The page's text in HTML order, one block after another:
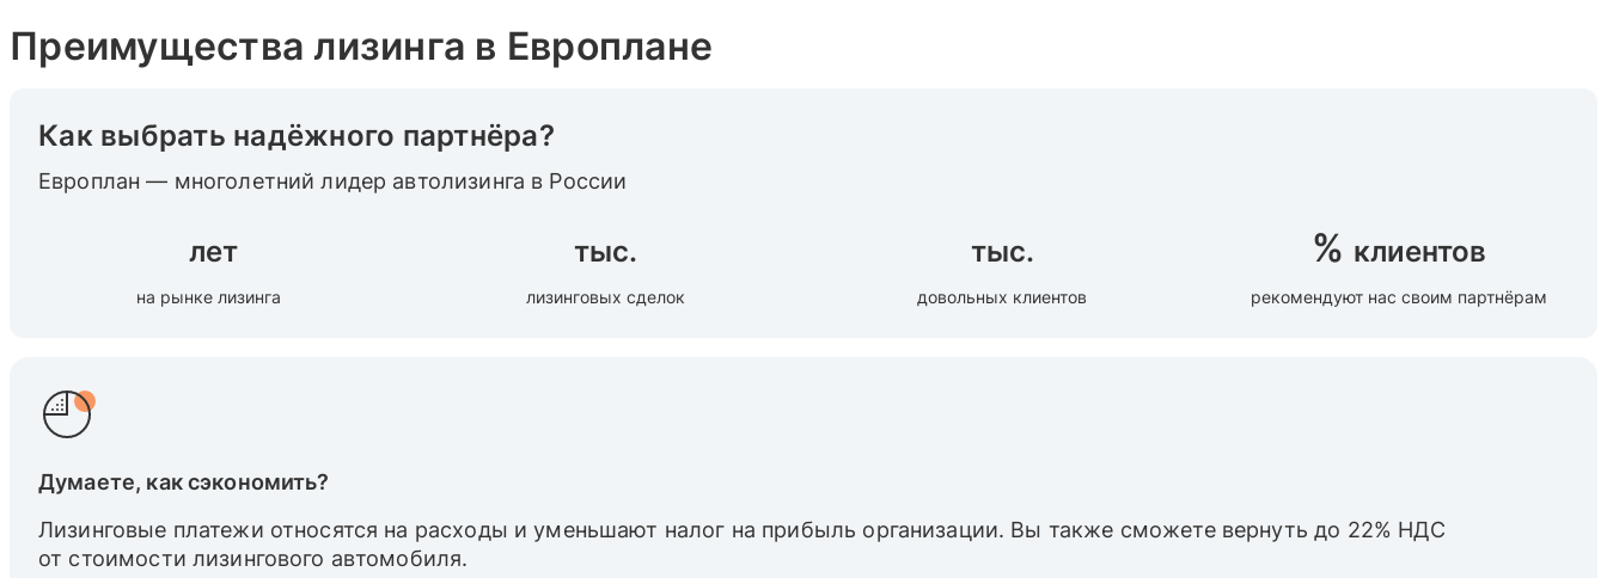
Преимущества лизинга в Европлане
Как выбрать надёжного партнёра?
Европлан — многолетний лидер автолизинга в России
лет
на рынке лизинга
тыс.
лизинговых сделок
тыс.
довольных клиентов
% клиентов
рекомендуют нас своим партнёрам
Думаете, как сэкономить?
Лизинговые платежи относятся на расходы и уменьшают налог на прибыль организации. Вы также cможете вернуть до 22% НДС
от стоимости лизингового автомобиля.